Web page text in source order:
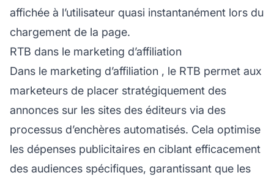
affichée à l’utilisateur quasi instantanément lors du
chargement de la page.
RTB dans le marketing d’affiliation
Dans le marketing d’affiliation , le RTB permet aux
marketeurs de placer stratégiquement des
annonces sur les sites des éditeurs via des
processus d’enchères automatisés. Cela optimise
les dépenses publicitaires en ciblant efficacement
des audiences spécifiques, garantissant que les